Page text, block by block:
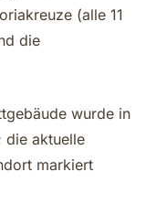
(alle 11
die
wurde in
die aktuelle
markiert